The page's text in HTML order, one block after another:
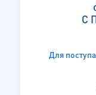
С
Для